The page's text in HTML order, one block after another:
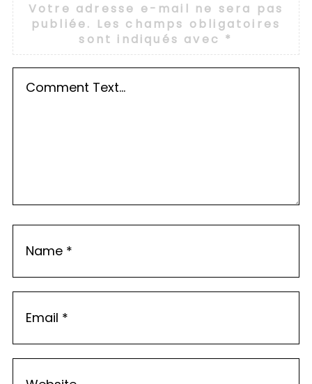
Votre adresse e-mail ne sera pas
publiée. Les champs obligatoires
sont indiqués avec *